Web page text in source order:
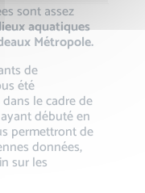
sont assez
aquatiques
Métropole.
de
été
le cadre de
débuté en
permettront de
données,
sur les